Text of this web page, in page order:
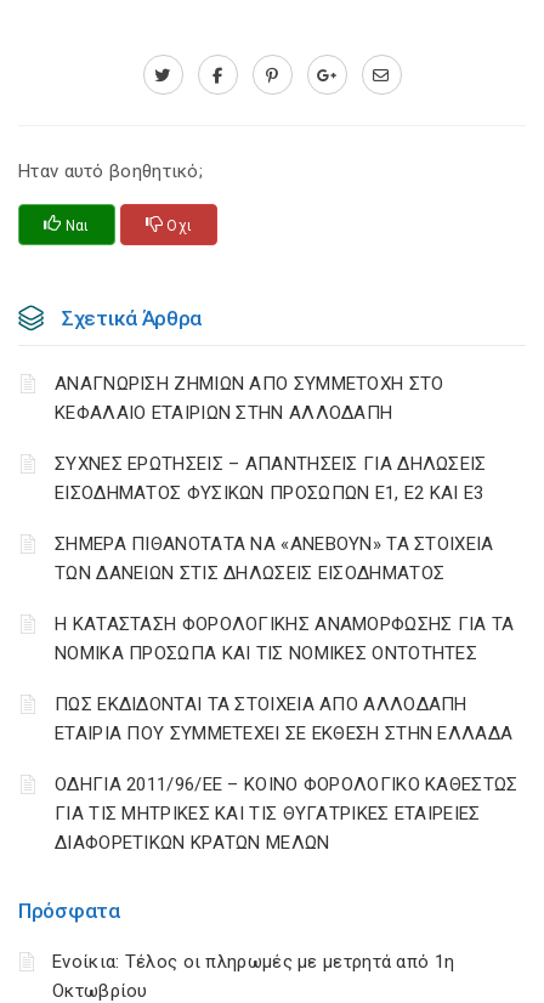
Πρόσφατα
Ενοίκια: Τέλος οι πληρωμές με μετρητά από 1η
Οκτωβρίου
Ηταν αυτό βοηθητικό;
Ναι Οχι
Σχετικά Άρθρα
ΑΝΑΓΝΩΡΙΣΗ ΖΗΜΙΩΝ ΑΠΟ ΣΥΜΜΕΤΟΧΗ ΣΤΟ
ΚΕΦΑΛΑΙΟ ΕΤΑΙΡΙΩΝ ΣΤΗΝ ΑΛΛΟΔΑΠΗ
ΣΥΧΝΕΣ ΕΡΩΤΗΣΕΙΣ – ΑΠΑΝΤΗΣΕΙΣ ΓΙΑ ΔΗΛΩΣΕΙΣ
ΕΙΣΟΔΗΜΑΤΟΣ ΦΥΣΙΚΩΝ ΠΡΟΣΩΠΩΝ Ε1, Ε2 ΚΑΙ Ε3
ΣΗΜΕΡΑ ΠΙΘΑΝΟΤΑΤΑ ΝΑ «ΑΝΕΒΟΥΝ» ΤΑ ΣΤΟΙΧΕΙΑ
ΤΩΝ ΔΑΝΕΙΩΝ ΣΤΙΣ ΔΗΛΩΣΕΙΣ ΕΙΣΟΔΗΜΑΤΟΣ
Η ΚΑΤΑΣΤΑΣΗ ΦΟΡΟΛΟΓΙΚΗΣ ΑΝΑΜΟΡΦΩΣΗΣ ΓΙΑ ΤΑ
ΝΟΜΙΚΑ ΠΡΟΣΩΠΑ ΚΑΙ ΤΙΣ ΝΟΜΙΚΕΣ ΟΝΤΟΤΗΤΕΣ
ΠΩΣ ΕΚΔΙΔΟΝΤΑΙ ΤΑ ΣΤΟΙΧΕΙΑ ΑΠΟ ΑΛΛΟΔΑΠΗ
ΕΤΑΙΡΙΑ ΠΟΥ ΣΥΜΜΕΤΕΧΕΙ ΣΕ ΕΚΘΕΣΗ ΣΤΗΝ ΕΛΛΑΔΑ
ΟΔΗΓΙΑ 2011/96/ΕΕ – ΚΟΙΝΟ ΦΟΡΟΛΟΓΙΚΟ ΚΑΘΕΣΤΩΣ
ΓΙΑ ΤΙΣ ΜΗΤΡΙΚΕΣ ΚΑΙ ΤΙΣ ΘΥΓΑΤΡΙΚΕΣ ΕΤΑΙΡΕΙΕΣ
ΔΙΑΦΟΡΕΤΙΚΩΝ ΚΡΑΤΩΝ ΜΕΛΩΝ